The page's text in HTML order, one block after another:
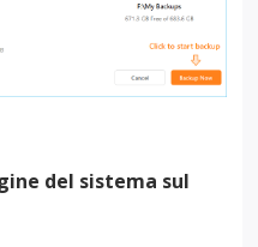
del sistema sul